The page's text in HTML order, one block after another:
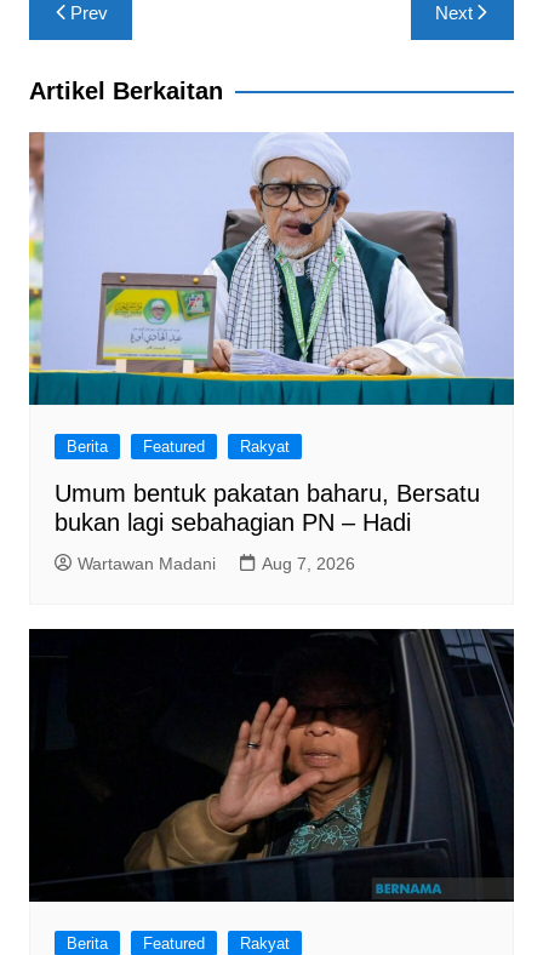
o
navigation
Prev Next
Artikel Berkaitan
Berita Featured Rakyat
Umum bentuk pakatan baharu, Bersatu
bukan lagi sebahagian PN – Hadi
Wartawan Madani Aug 7, 2026
Berita Featured Rakyat